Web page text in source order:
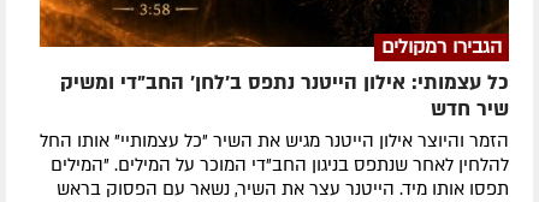
הגבירו רמקולים
כל עצמותי: אילון הייטנר נתפס ב'לחן' החב"די ומשיק
שיר חדש
הזמר והיוצר אילון הייטנר מגיש את השיר "כל עצמותיי" אותו החל
להלחין לאחר שנתפס בניגון החב"די המוכר על המילים. "המילים
תפסו אותו מיד. הייטנר עצר את השיר, נשאר עם הפסוק בראש